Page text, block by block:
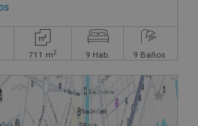
711 m2 9 Hab. 9 Baños